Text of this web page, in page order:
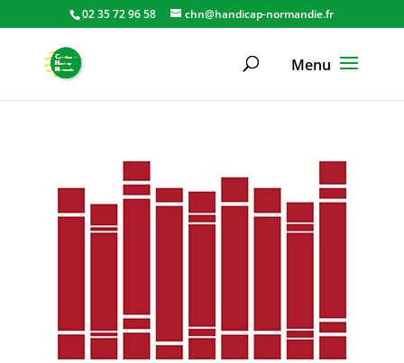
02 35 72 96 58 chn@handicap-normandie.fr